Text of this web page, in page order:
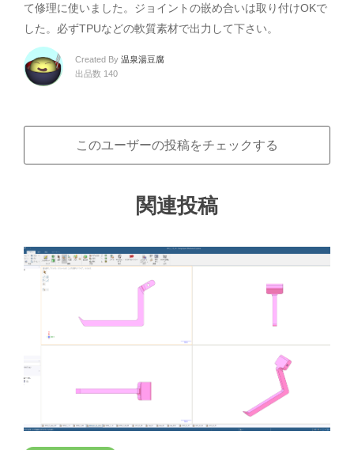
て修理に使いました。ジョイントの嵌め合いは取り付けOKで
した。必ずTPUなどの軟質素材で出力して下さい。
Created By 温泉湯豆腐
出品数 140
このユーザーの投稿をチェックする
関連投稿